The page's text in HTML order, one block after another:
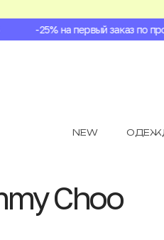
-25% на первый заказ по
NEW
Choo